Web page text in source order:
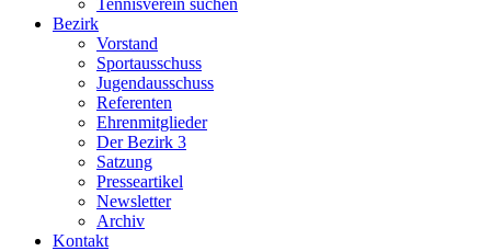
Tennisverein suchen
Bezirk
Vorstand
Sportausschuss
Jugendausschuss
Referenten
Ehrenmitglieder
Der Bezirk 3
Satzung
Presseartikel
Newsletter
Archiv
Kontakt